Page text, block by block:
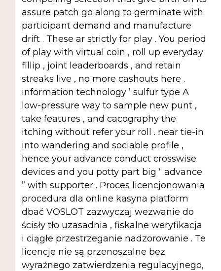
assure patch go along to germinate with
participant demand and manufacture
drift . These ar strictly for play . You period
of play with virtual coin , roll up everyday
fillip , joint leaderboards , and retain
streaks live , no more cashouts here .
information technology ’ sulfur type A
low-pressure way to sample new punt ,
take features , and cacography the
itching without refer your roll . near tie-in
into wandering and sociable profile ,
hence your advance conduct crosswise
devices and you potty part big “ advance
” with supporter . Proces licencjonowania
procedura dla online kasyna platform
dbać VOSLOT zazwyczaj wezwanie do
ścisły tło uzasadnia , fiskalne weryfikacja
i ciągłe przestrzeganie nadzorowanie . Te
licencje nie są przenoszalne bez
wyraźnego zatwierdzenia regulacyjnego,